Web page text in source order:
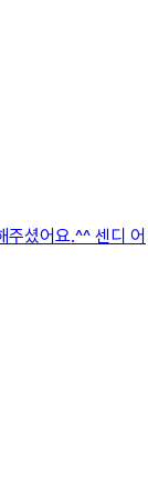
주셨어요.^^ 센디 어